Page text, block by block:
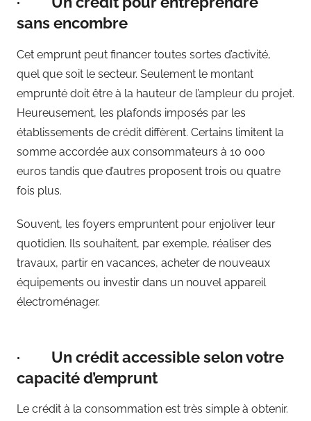
sans encombre
Cet emprunt peut financer toutes sortes d’activité,
quel que soit le secteur. Seulement le montant
emprunté doit être à la hauteur de l’ampleur du projet.
Heureusement, les plafonds imposés par les
établissements de crédit diffèrent. Certains limitent la
somme accordée aux consommateurs à 10 000
euros tandis que d’autres proposent trois ou quatre
fois plus.
Souvent, les foyers empruntent pour enjoliver leur
quotidien. Ils souhaitent, par exemple, réaliser des
travaux, partir en vacances, acheter de nouveaux
équipements ou investir dans un nouvel appareil
électroménager.
· Un crédit accessible selon votre
capacité d’emprunt
Le crédit à la consommation est très simple à obtenir.